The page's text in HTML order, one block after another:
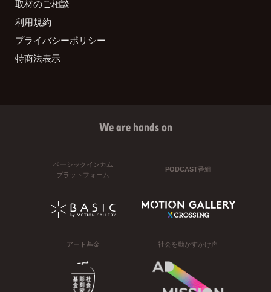
取材のご相談
利用規約
プライバシーポリシー
特商法表示
We are hands on
ベーシックインカム
プラットフォーム
PODCAST番組
アート基金 社会を動かすかけ声